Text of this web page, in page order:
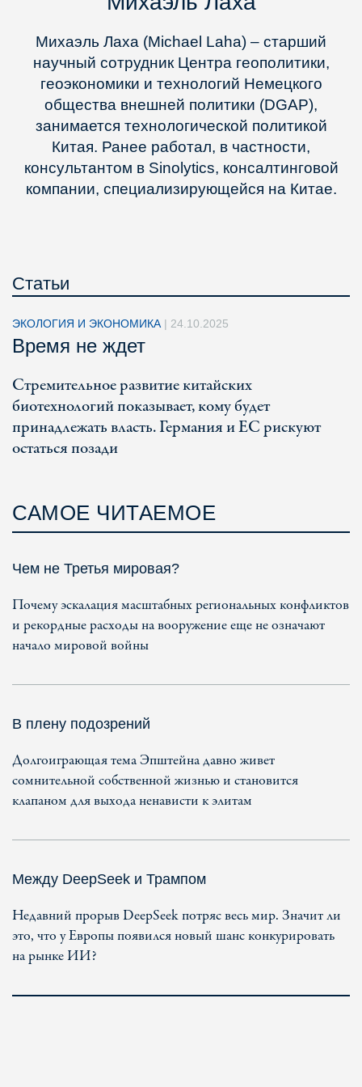
Михаэль Лаха (Michael Laha) – старший
научный сотрудник Центра геополитики,
геоэкономики и технологий Немецкого
общества внешней политики (DGAP),
занимается технологической политикой
Китая. Ранее работал, в частности,
консультантом в Sinolytics, консалтинговой
компании, специализирующейся на Китае.
Статьи
ЭКОЛОГИЯ И ЭКОНОМИКА | 24.10.2025
Время не ждет
Стремительное развитие китайских
биотехнологий показывает, кому будет
принадлежать власть. Германия и ЕС рискуют
остаться позади
САМОЕ ЧИТАЕМОЕ
Чем не Третья мировая?
Почему эскалация масштабных региональных конфликтов
и рекордные расходы на вооружение еще не означают
начало мировой войны
В плену подозрений
Долгоиграющая тема Эпштейна давно живет
сомнительной собственной жизнью и становится
клапаном для выхода ненависти к элитам
Между DeepSeek и Трампом
Недавний прорыв DeepSeek потряс весь мир. Значит ли
это, что у Европы появился новый шанс конкурировать
на рынке ИИ?